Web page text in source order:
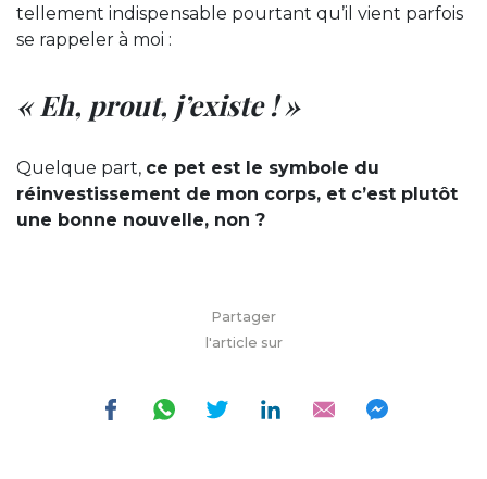
tellement indispensable pourtant qu’il vient parfois
se rappeler à moi :
« Eh, prout, j’existe ! »
Quelque part, ce pet est le symbole du
réinvestissement de mon corps, et c’est plutôt
une bonne nouvelle, non ?
Partager
l'article sur